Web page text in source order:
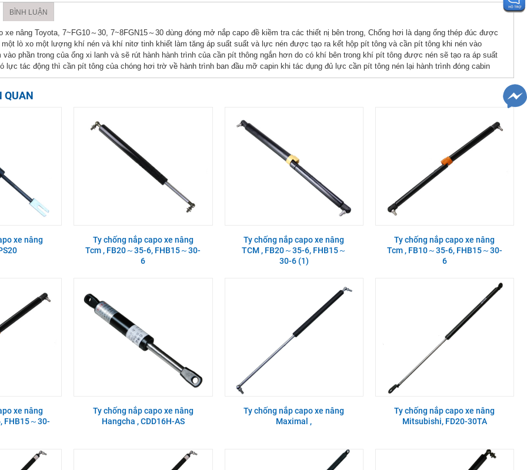
BÌNH LUẬN
xe nâng Toyota, 7~FG10～30, 7~8FGN15～30 dùng đóng mở nắp capo đề kiềm tra các thiết nị bên trong, Chống hơi là dạng ống thép đúc được
một lò xo một lượng khí nén và khí nitơ tinh khiết làm tăng áp suất suất và lực nén được tạo ra kết hộp pít tông và cần pít tông khi nén vào
vào phần trong của ống xi lanh và sẽ rút hành hành trình của cần pít thông ngắn hơn do có khí bên trong khí pít tông được nén sẽ tạo ra áp suất
lực tác động thì cần pít tông của chóng hơi trờ về hành trình ban đầu mỡ capin khi tác dụng đủ lực cần pít tông nén lại hành trình đóng cabin
QUAN
xe nâng
Ty chống nắp capo xe nâng
Tcm , FB20～35-6, FHB15～30-
6
Ty chống nắp capo xe nâng
TCM , FB20～35-6, FHB15～
30-6 (1)
Ty chống nắp capo xe nâng
Tcm , FB10～35-6, FHB15～30-
6
xe nâng
FHB15～30-
Ty chống nắp capo xe nâng
Hangcha , CDD16H-AS
Ty chống nắp capo xe nâng
Maximal ,
Ty chống nắp capo xe nâng
Mitsubishi, FD20-30TA